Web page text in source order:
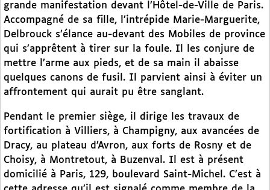
grande manifestation devant l’Hôtel-de-Ville de Paris.
Accompagné de sa fille, l’intrépide Marie-Marguerite,
Delbrouck s’élance au-devant des Mobiles de province
qui s’apprêtent à tirer sur la foule. Il les conjure de
mettre l’arme aux pieds, et de sa main il abaisse
quelques canons de fusil. Il parvient ainsi à éviter un
affrontement qui aurait pu être sanglant.
Pendant le premier siège, il dirige les travaux de
fortification à Villiers, à Champigny, aux avancées de
Dracy, au plateau d’Avron, aux forts de Rosny et de
Choisy, à Montretout, à Buzenval. Il est à présent
domicilié à Paris, 129, boulevard Saint-Michel. C’est à